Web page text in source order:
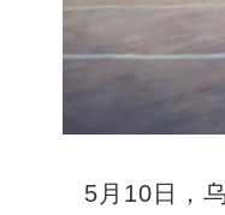
5月10日，